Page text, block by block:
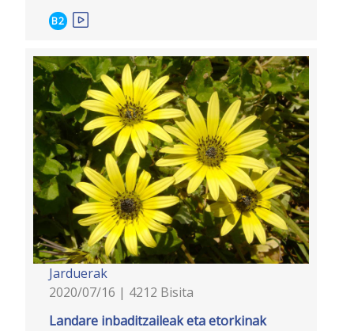
B2
Jarduerak
2020/07/16 | 4212 Bisita
Landare inbaditzaileak eta etorkinak